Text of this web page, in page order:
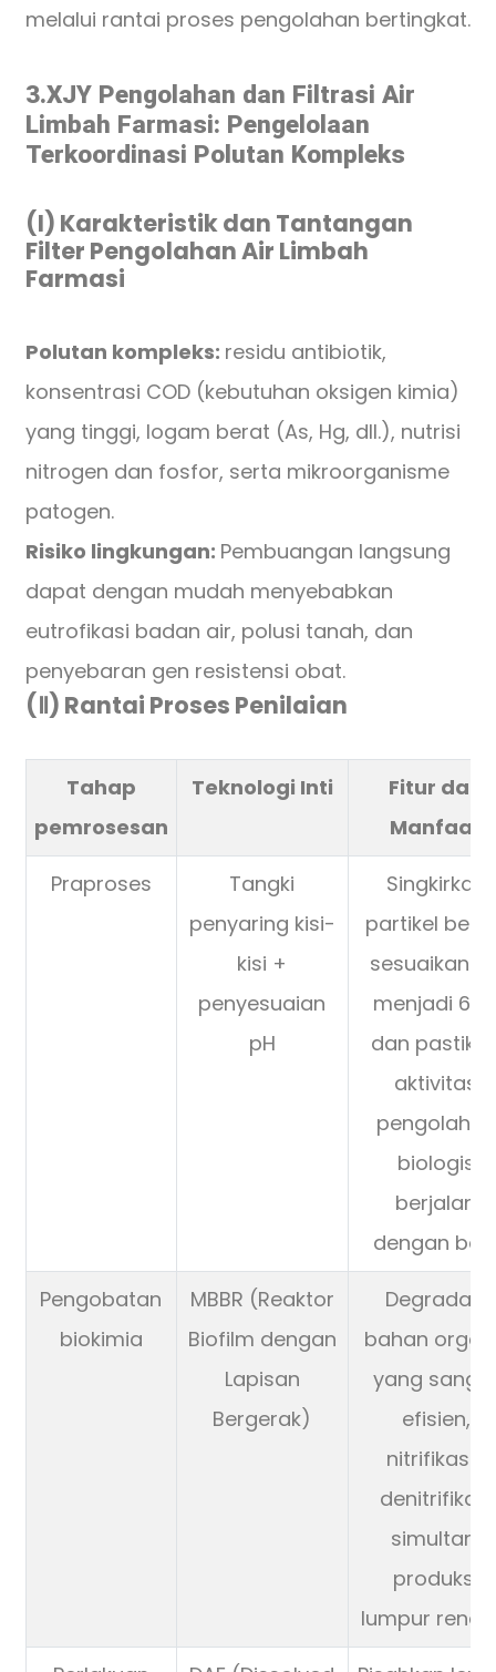
melalui rantai proses pengolahan bertingkat.
3.XJY Pengolahan dan Filtrasi Air
Limbah Farmasi: Pengelolaan
Terkoordinasi Polutan Kompleks
(I) Karakteristik dan Tantangan
Filter Pengolahan Air Limbah
Farmasi
Polutan kompleks: residu antibiotik,
konsentrasi COD (kebutuhan oksigen kimia)
yang tinggi, logam berat (As, Hg, dll.), nutrisi
nitrogen dan fosfor, serta mikroorganisme
patogen.
Risiko lingkungan: Pembuangan langsung
dapat dengan mudah menyebabkan
eutrofikasi badan air, polusi tanah, dan
penyebaran gen resistensi obat.
(Ⅱ) Rantai Proses Penilaian
Tahap
pemrosesan
Teknologi Inti
Fitur dan
Manfaat
Praproses
Tangki
penyaring kisi-
kisi +
penyesuaian
pH
Singkirkan
partikel
sesuaikan
menjadi 6-
dan
aktivitas
pengolahan
biologis
berjalan
dengan
Pengobatan
biokimia
MBBR (Reaktor
Biofilm dengan
Lapisan
Bergerak)
Degradasi
bahan
yang
efisien,
nitrifikasi-
denitrifikasi
simultan,
produksi
lumpur